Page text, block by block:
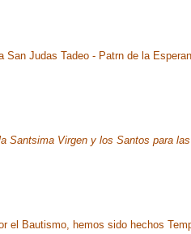
San Judas Tadeo - Patrn de la
Santsima Virgen y los Santos para
el Bautismo, hemos sido hechos